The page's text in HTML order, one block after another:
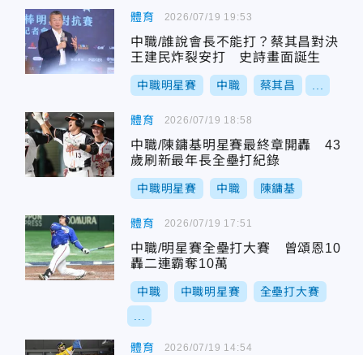
體育
中職/誰說會長不能打？蔡其昌對決
王建民炸裂安打 史詩畫面誕生
中職明星賽 中職 蔡其昌
2026/07/19 19:53
體育
中職/陳鏞基明星賽最終章開轟 43
歲刷新最年長全壘打紀錄
中職明星賽 中職 陳鏞基
2026/07/19 18:58
體育
中職/明星賽全壘打大賽 曾頌恩10
轟二連霸奪10萬
中職 中職明星賽 全壘打大賽
2026/07/19 17:51
體育 2026/07/19 14:54